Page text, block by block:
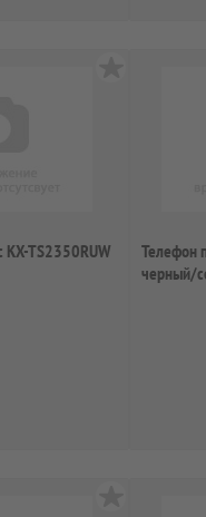
TS2350RUW
Телефон
черный/